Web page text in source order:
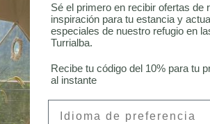
Sé el primero en recibir ofertas de
inspiración para tu estancia y
especiales de nuestro refugio en
Turrialba.
Recibe tu código del 10% para tu
al instante